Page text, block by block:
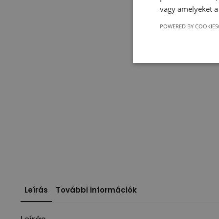
Leírás További információk
vagy amelyeket
POWERED BY